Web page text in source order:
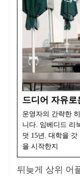
드디어 자유
운영자의 간략한
니다. 임베디드 리
덧 15년. 대학을
을 시작한지
뒤늦게 상위 어